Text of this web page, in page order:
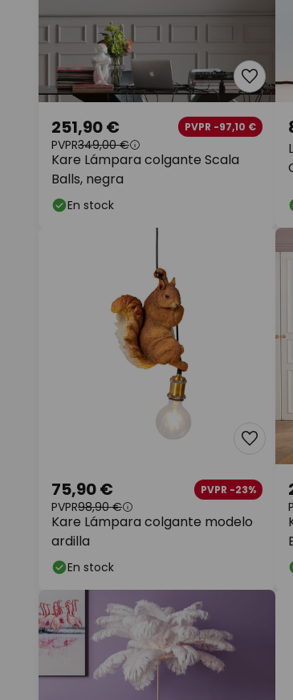
Kare Lámpara colgante Scala
Balls, negra
251,90 € PVPR -97,10 €
PVPR349,00 €
En stock
Kare Lámpara colgante modelo
ardilla
75,90 € PVPR -23%
PVPR98,90 €
En stock